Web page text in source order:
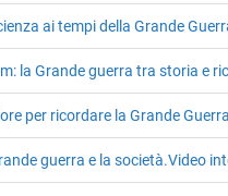
ai tempi della Grande
la Grande guerra tra storia e
per ricordare la Grande
guerra e la società.Video